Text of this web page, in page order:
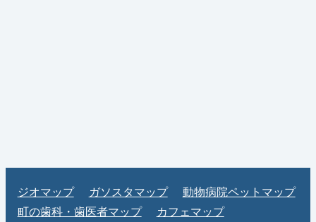
ジオマップ ガソスタマップ
動物病院ペットマップ
町の歯科・歯医者マップ
カフェマップ